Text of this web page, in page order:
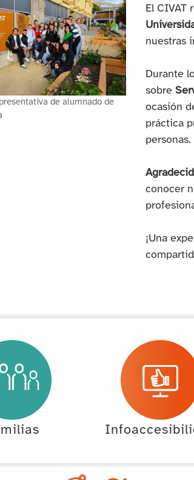
de alumnado de
El CIVAT
nuestras
Durante
sobre
ocasión
práctica
personas.
conocer
¡Una